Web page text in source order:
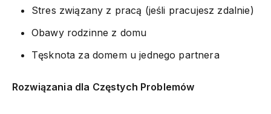
Stres związany z pracą (jeśli pracujesz zdalnie)
Obawy rodzinne z domu
Tęsknota za domem u jednego partnera
Rozwiązania dla Częstych Problemów